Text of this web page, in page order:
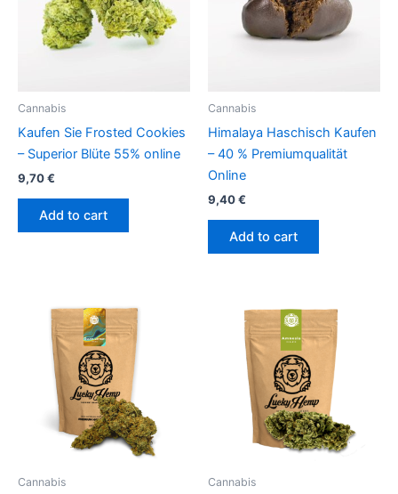
Cannabis
Kaufen Sie Frosted Cookies
– Superior Blüte 55% online
9,70€
Add to cart
Cannabis
Himalaya Haschisch Kaufen
– 40 % Premiumqualität
Online
9,40€
Add to cart
Cannabis Cannabis